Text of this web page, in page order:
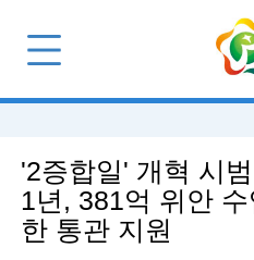
'2증합일' 개혁 시
1년, 381억 위안
한 통관 지원